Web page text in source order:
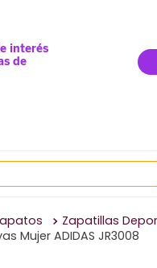
Zapatillas
Mujer ADIDAS JR3008